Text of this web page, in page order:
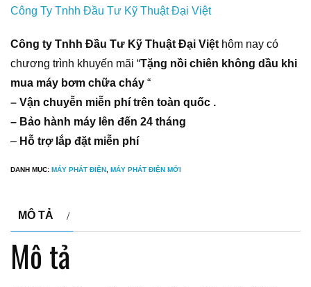
Công Ty Tnhh Đầu Tư Kỹ Thuật Đại Việt
Công ty Tnhh Đầu Tư Kỹ Thuật Đại Việt hôm nay có
chương trình khuyến mãi “Tặng nồi chiên không dầu khi
mua máy bơm chữa cháy “
– Vận chuyễn miễn phí trên toàn quốc .
– Bảo hành máy lên đến 24 tháng
– Hỗ trợ lắp đặt miễn phí
DANH MỤC: MÁY PHÁT ĐIỆN, MÁY PHÁT ĐIỆN MỚI
MÔ TẢ
Mô tả